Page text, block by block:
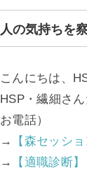
人の気持ちを
こんにちは、
HSP・繊細さ
お電話）
→
【森セッショ
→
【適職診断】